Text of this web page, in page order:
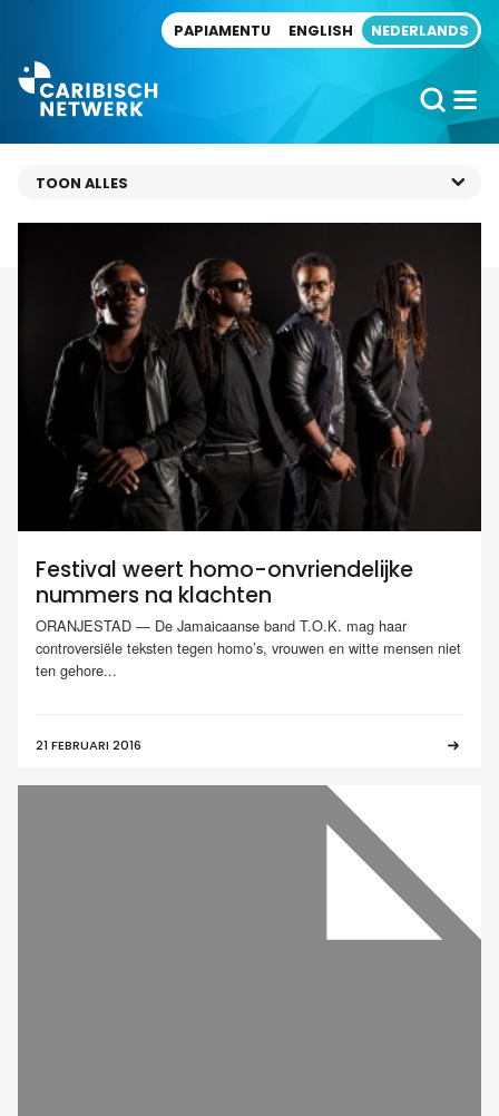
PAPIAMENTU ENGLISH NEDERLANDS
Festival weert homo-onvriendelijke
nummers na klachten
ORANJESTAD — De Jamaicaanse band T.O.K. mag haar
controversiële teksten tegen homo’s, vrouwen en witte mensen niet
ten gehore...
21 FEBRUARI 2016